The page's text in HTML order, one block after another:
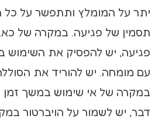
יתר על המומלץ ותתפשר על
תסמין של פגיעה. במקרה של
פגיעה, יש להפסיק את השימוש
עם מומחה. יש להוריד את
במקרה של אי שימוש במשך זמן
דבר, יש לשמור על הויברטור